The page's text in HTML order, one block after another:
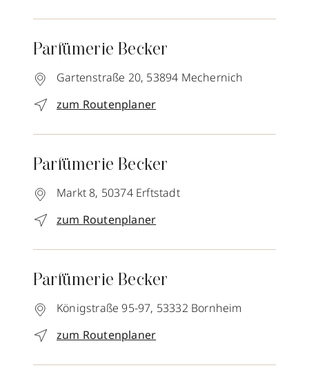
Parfümerie Becker
Gartenstraße 20, 53894 Mechernich
zum Routenplaner
Parfümerie Becker
Markt 8, 50374 Erftstadt
zum Routenplaner
Parfümerie Becker
Königstraße 95-97, 53332 Bornheim
zum Routenplaner